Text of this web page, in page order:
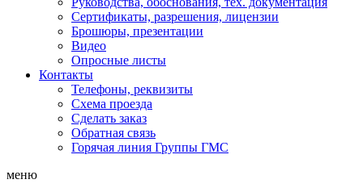
Сертификаты, разрешения, лицензии
Брошюры, презентации
Видео
Опросные листы
Контакты
Телефоны, реквизиты
Схема проезда
Сделать заказ
Обратная связь
Горячая линия Группы ГМС
меню